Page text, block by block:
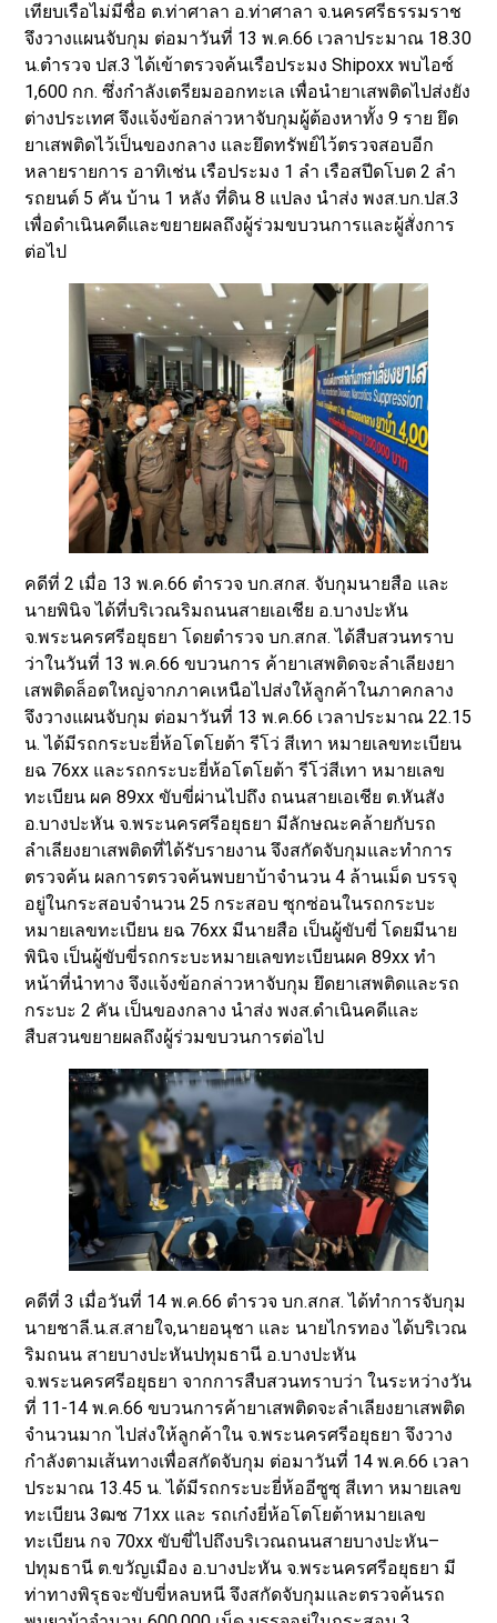
เทียบเรือไม่มีชื่อ ต.ท่าศาลา อ.ท่าศาลา จ.นครศรีธรรมราช
จึงวางแผนจับกุม ต่อมาวันที่ 13 พ.ค.66 เวลาประมาณ 18.30
น.ตำรวจ ปส.3 ได้เข้าตรวจค้นเรือประมง Shipoxx พบไอซ์
1,600 กก. ซึ่งกำลังเตรียมออกทะเล เพื่อนำยาเสพติดไปส่งยัง
ต่างประเทศ จึงแจ้งข้อกล่าวหาจับกุมผู้ต้องหาทั้ง 9 ราย ยึด
ยาเสพติดไว้เป็นของกลาง และยึดทรัพย์ไว้ตรวจสอบอีก
หลายรายการ อาทิเช่น เรือประมง 1 ลำ เรือสปีดโบต 2 ลำ
รถยนต์ 5 คัน บ้าน 1 หลัง ที่ดิน 8 แปลง นำส่ง พงส.บก.ปส.3
เพื่อดำเนินคดีและขยายผลถึงผู้ร่วมขบวนการและผู้สั่งการ
ต่อไป
คดีที่ 2 เมื่อ 13 พ.ค.66 ตำรวจ บก.สกส. จับกุมนายสือ และ
นายพินิจ ได้ที่บริเวณริมถนนสายเอเชีย อ.บางปะหัน
จ.พระนครศรีอยุธยา โดยตำรวจ บก.สกส. ได้สืบสวนทราบ
ว่าในวันที่ 13 พ.ค.66 ขบวนการ ค้ายาเสพติดจะลำเลียงยา
เสพติดล็อตใหญ่จากภาคเหนือไปส่งให้ลูกค้าในภาคกลาง
จึงวางแผนจับกุม ต่อมาวันที่ 13 พ.ค.66 เวลาประมาณ 22.15
น. ได้มีรถกระบะยี่ห้อโตโยต้า รีโว่ สีเทา หมายเลขทะเบียน
ยฉ 76xx และรถกระบะยี่ห้อโตโยต้า รีโว่สีเทา หมายเลข
ทะเบียน ผค 89xx ขับขี่ผ่านไปถึง ถนนสายเอเชีย ต.หันสัง
อ.บางปะหัน จ.พระนครศรีอยุธยา มีลักษณะคล้ายกับรถ
ลำเลียงยาเสพติดที่ได้รับรายงาน จึงสกัดจับกุมและทำการ
ตรวจค้น ผลการตรวจค้นพบยาบ้าจำนวน 4 ล้านเม็ด บรรจุ
อยู่ในกระสอบจำนวน 25 กระสอบ ซุกซ่อนในรถกระบะ
หมายเลขทะเบียน ยฉ 76xx มีนายสือ เป็นผู้ขับขี่ โดยมีนาย
พินิจ เป็นผู้ขับขี่รถกระบะหมายเลขทะเบียนผค 89xx ทำ
หน้าที่นำทาง จึงแจ้งข้อกล่าวหาจับกุม ยึดยาเสพติดและรถ
กระบะ 2 คัน เป็นของกลาง นำส่ง พงส.ดำเนินคดีและ
สืบสวนขยายผลถึงผู้ร่วมขบวนการต่อไป
คดีที่ 3 เมื่อวันที่ 14 พ.ค.66 ตำรวจ บก.สกส. ได้ทำการจับกุม
นายชาลี.น.ส.สายใจ,นายอนุชา และ นายไกรทอง ได้บริเวณ
ริมถนน สายบางปะหันปทุมธานี อ.บางปะหัน
จ.พระนครศรีอยุธยา จากการสืบสวนทราบว่า ในระหว่างวัน
ที่ 11-14 พ.ค.66 ขบวนการค้ายาเสพติดจะลำเลียงยาเสพติด
จำนวนมาก ไปส่งให้ลูกค้าใน จ.พระนครศรีอยุธยา จึงวาง
กำลังตามเส้นทางเพื่อสกัดจับกุม ต่อมาวันที่ 14 พ.ค.66 เวลา
ประมาณ 13.45 น. ได้มีรถกระบะยี่ห้ออีซูซุ สีเทา หมายเลข
ทะเบียน 3ฒช 71xx และ รถเก๋งยี่ห้อโตโยต้าหมายเลข
ทะเบียน กจ 70xx ขับขี่ไปถึงบริเวณถนนสายบางปะหัน–
ปทุมธานี ต.ขวัญเมือง อ.บางปะหัน จ.พระนครศรีอยุธยา มี
ท่าทางพิรุธจะขับขี่หลบหนี จึงสกัดจับกุมและตรวจค้นรถ